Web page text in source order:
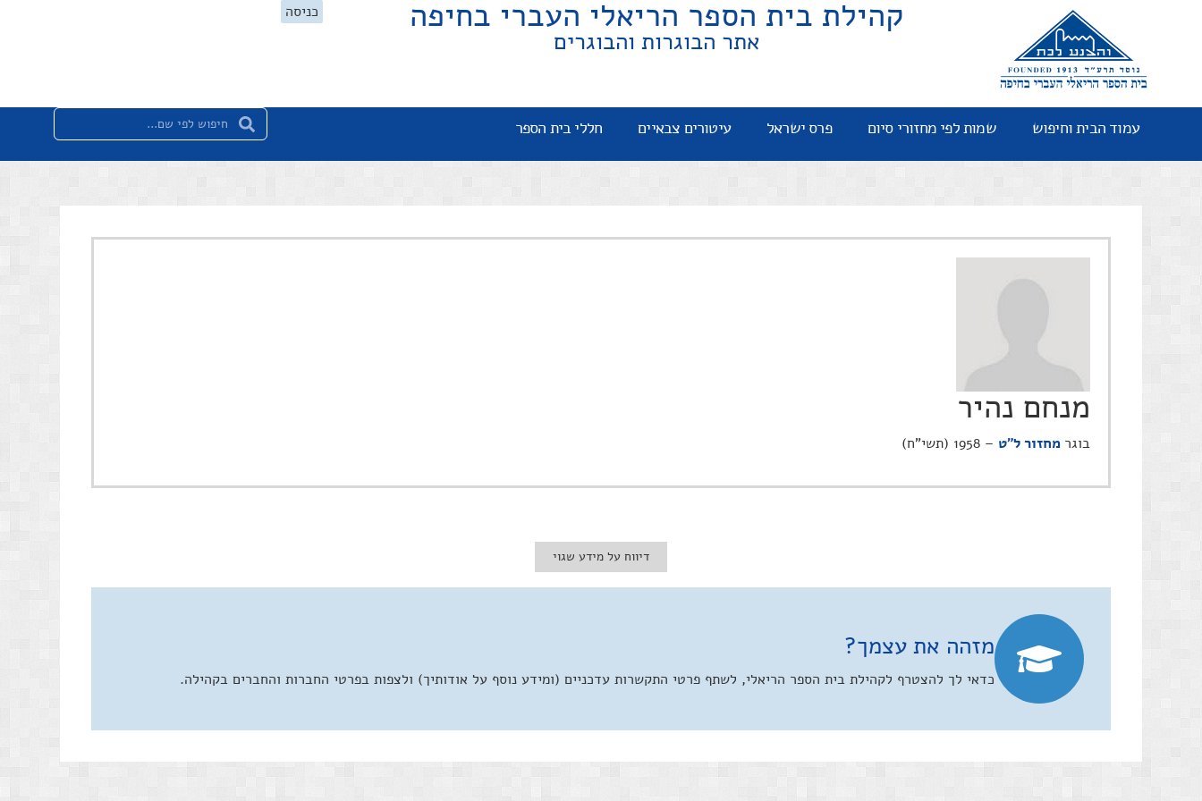
קהילת בית הספר הריאלי העברי בחיפה
אתר הבוגרות והבוגרים
כניסה
עמוד הבית וחיפוש שמות לפי מחזורי סיום פרס ישראל עיטורים צבאיים חללי בית הספר
מנחם נהיר
בוגר מחזור ל"ט – 1958 (תשי"ח)
דיווח על מידע שגוי
מזהה את עצמך?
כדאי לך להצטרף לקהילת בית הספר הריאלי, לשתף פרטי התקשרות עדכניים (ומידע נוסף על אודותיך) ולצפות בפרטי החברות והחברים בקהילה.